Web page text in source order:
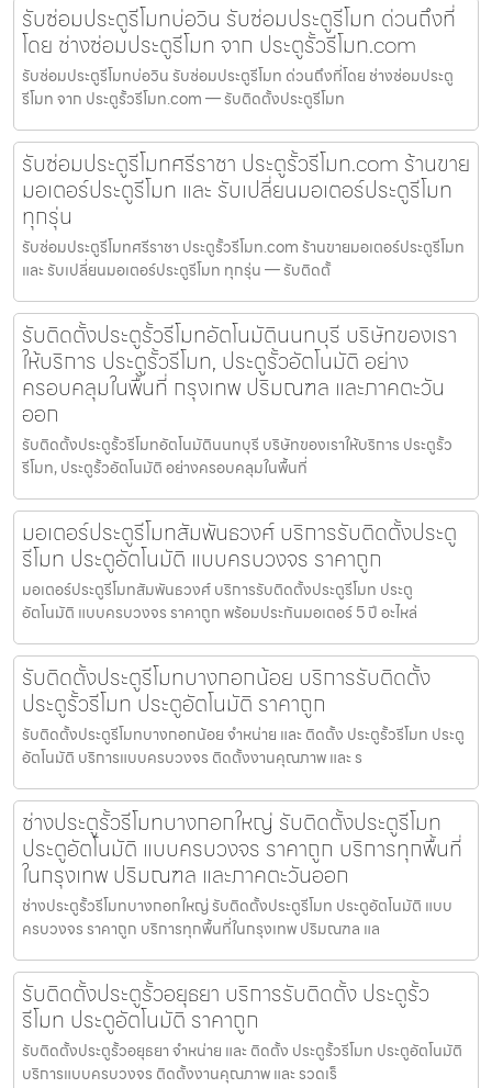
รับซ่อมประตูรีโมทบ่อวิน รับซ่อมประตูรีโมท ด่วนถึงที่
โดย ช่างซ่อมประตูรีโมท จาก ประตูรั้วรีโมท.com
รับซ่อมประตูรีโมทบ่อวิน รับซ่อมประตูรีโมท ด่วนถึงที่โดย ช่างซ่อมประตู
รีโมท จาก ประตูรั้วรีโมท.com — รับติดตั้งประตูรีโมท
รับซ่อมประตูรีโมทศรีราชา ประตูรั้วรีโมท.com ร้านขาย
มอเตอร์ประตูรีโมท และ รับเปลี่ยนมอเตอร์ประตูรีโมท
ทุกรุ่น
รับซ่อมประตูรีโมทศรีราชา ประตูรั้วรีโมท.com ร้านขายมอเตอร์ประตูรีโมท
และ รับเปลี่ยนมอเตอร์ประตูรีโมท ทุกรุ่น — รับติดตั้
รับติดตั้งประตูรั้วรีโมทอัตโนมัตินนทบุรี บริษัทของเรา
ให้บริการ ประตูรั้วรีโมท, ประตูรั้วอัตโนมัติ อย่าง
ครอบคลุมในพื้นที่ กรุงเทพ ปริมณฑล และภาคตะวัน
ออก
รับติดตั้งประตูรั้วรีโมทอัตโนมัตินนทบุรี บริษัทของเราให้บริการ ประตูรั้ว
รีโมท, ประตูรั้วอัตโนมัติ อย่างครอบคลุมในพื้นที่
มอเตอร์ประตูรีโมทสัมพันธวงศ์ บริการรับติดตั้งประตู
รีโมท ประตูอัตโนมัติ แบบครบวงจร ราคาถูก
มอเตอร์ประตูรีโมทสัมพันธวงศ์ บริการรับติดตั้งประตูรีโมท ประตู
อัตโนมัติ แบบครบวงจร ราคาถูก พร้อมประกันมอเตอร์ 5 ปี อะไหล่
รับติดตั้งประตูรีโมทบางกอกน้อย บริการรับติดตั้ง
ประตูรั้วรีโมท ประตูอัตโนมัติ ราคาถูก
รับติดตั้งประตูรีโมทบางกอกน้อย จำหน่าย และ ติดตั้ง ประตูรั้วรีโมท ประตู
อัตโนมัติ บริการแบบครบวงจร ติดตั้งงานคุณภาพ และ ร
ช่างประตูรั้วรีโมทบางกอกใหญ่ รับติดตั้งประตูรีโมท
ประตูอัตโนมัติ แบบครบวงจร ราคาถูก บริการทุกพื้นที่
ในกรุงเทพ ปริมณฑล และภาคตะวันออก
ช่างประตูรั้วรีโมทบางกอกใหญ่ รับติดตั้งประตูรีโมท ประตูอัตโนมัติ แบบ
ครบวงจร ราคาถูก บริการทุกพื้นที่ในกรุงเทพ ปริมณฑล แล
รับติดตั้งประตูรั้วอยุธยา บริการรับติดตั้ง ประตูรั้ว
รีโมท ประตูอัตโนมัติ ราคาถูก
รับติดตั้งประตูรั้วอยุธยา จำหน่าย และ ติดตั้ง ประตูรั้วรีโมท ประตูอัตโนมัติ
บริการแบบครบวงจร ติดตั้งงานคุณภาพ และ รวดเร็